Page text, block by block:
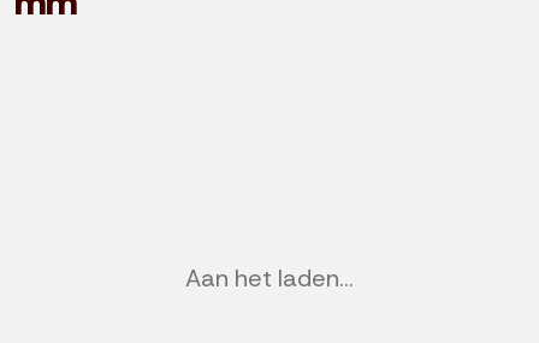
Aan het laden...